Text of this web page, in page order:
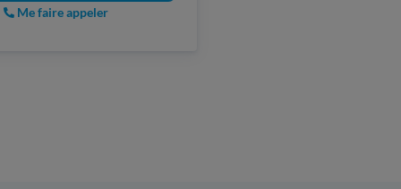
Me faire appeler